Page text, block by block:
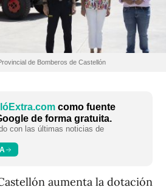
de Bomberos de Castellón
como fuente
de forma gratuita.
con las últimas noticias de
aumenta la dotación